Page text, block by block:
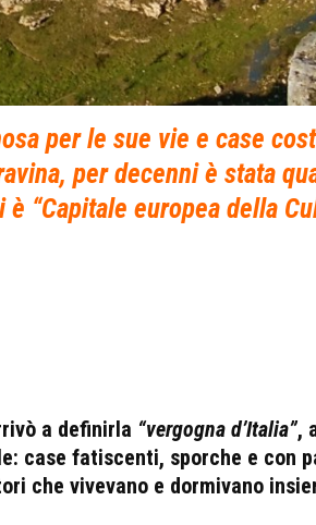
per le sue vie e case
per decenni è stata
è “Capitale europea della
a definirla “vergogna d’Italia”,
case fatiscenti, sporche e con
che vivevano e dormivano